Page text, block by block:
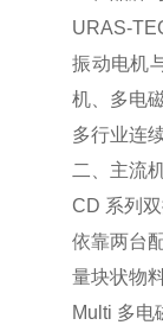
URAS-
振动电机
机、多电
多行业连
二、主流
CD 系列
依靠两台
量块状物
Multi 多电